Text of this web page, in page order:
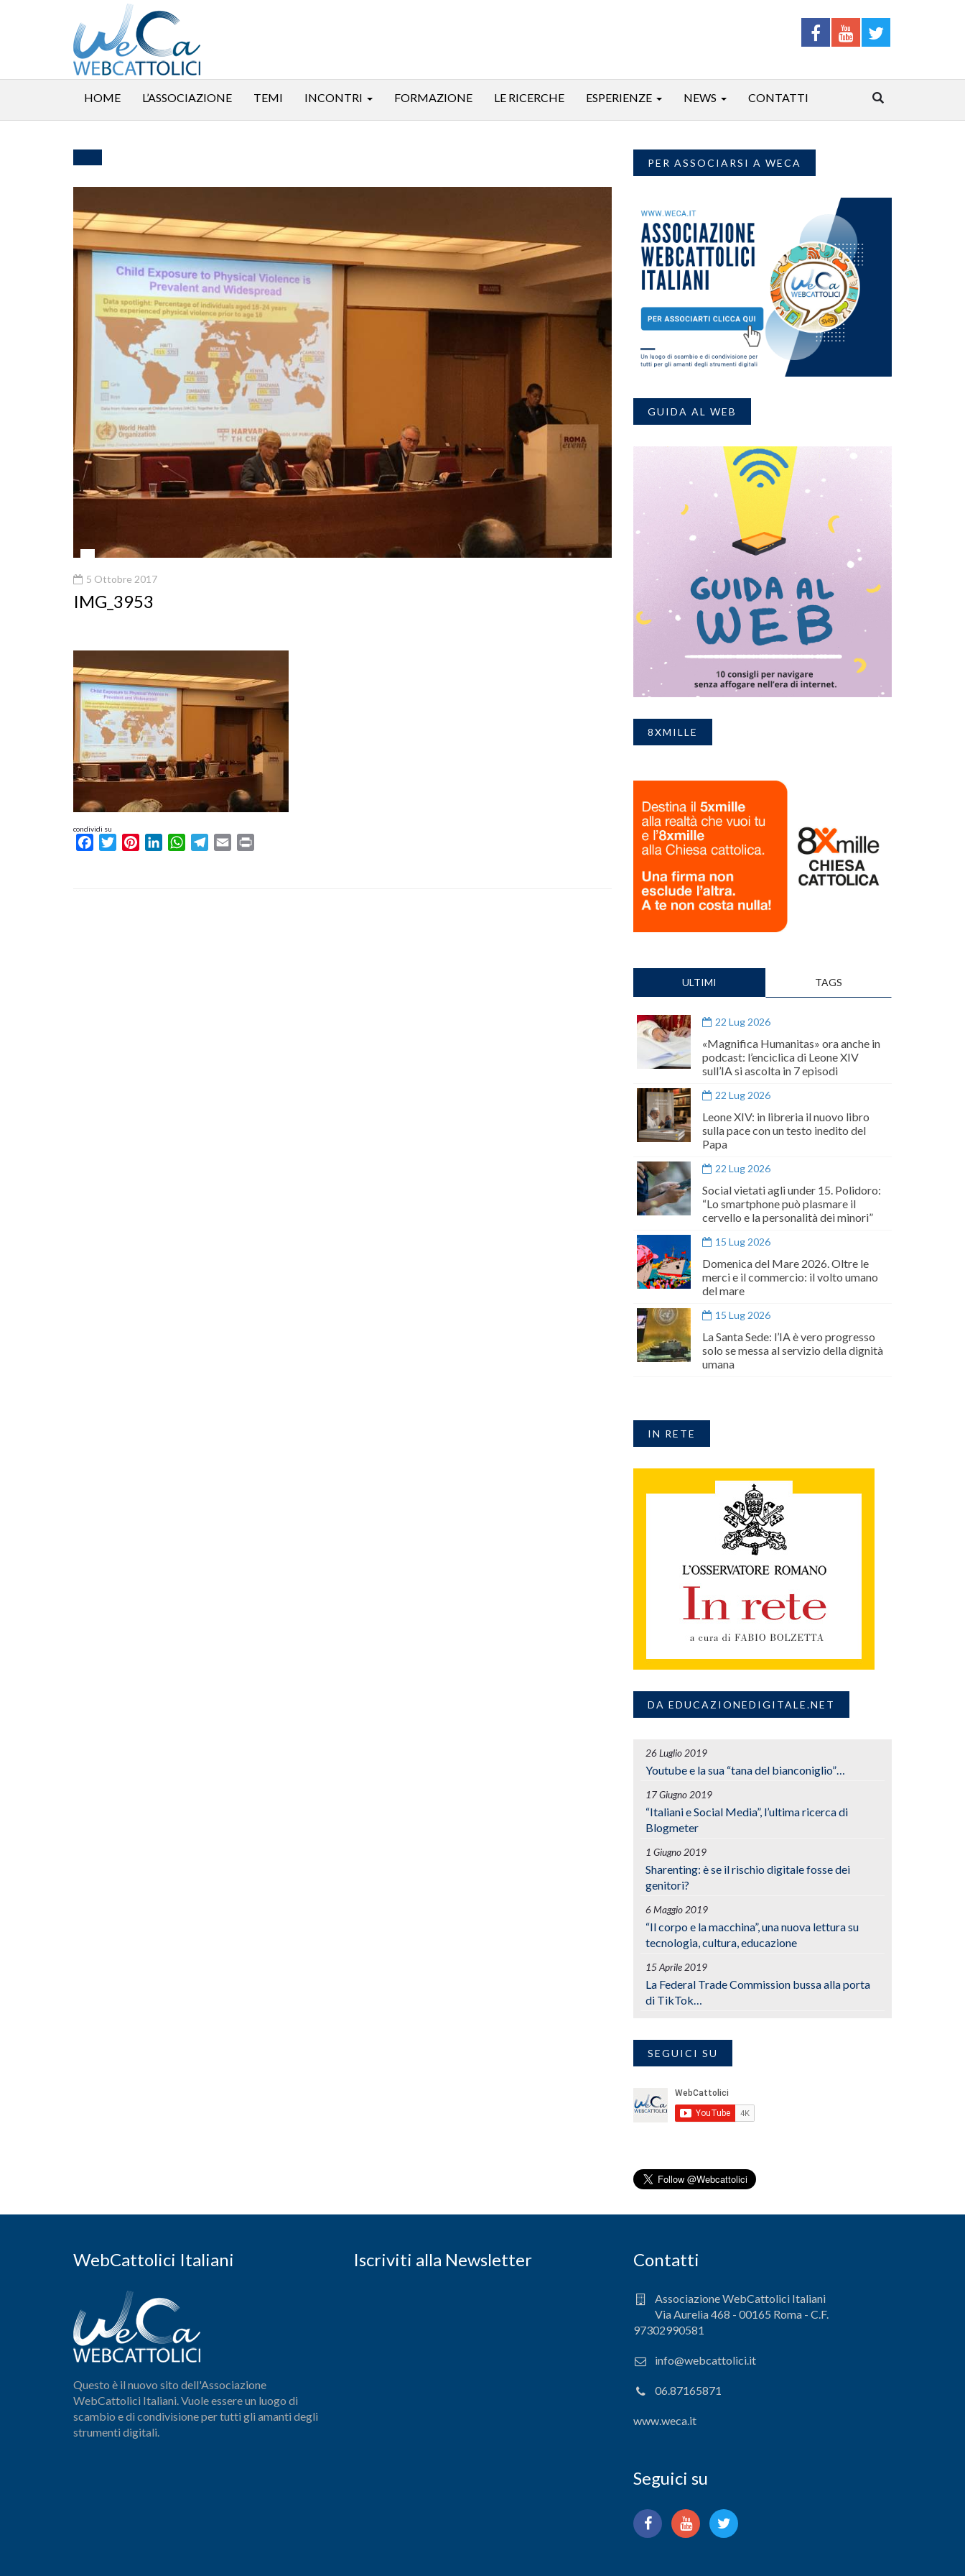
HOME L’ASSOCIAZIONE TEMI INCONTRI FORMAZIONE LE RICERCHE ESPERIENZE NEWS CONTATTI
5 Ottobre 2017
IMG_3953
condividi su
FacebookTwitterPinterestLinkedInWhatsAppTelegram
Email
PER ASSOCIARSI A WECA
GUIDA AL WEB
8XMILLE
ULTIMI TAGS
22 Lug 2026
«Magnifica Humanitas» ora anche in
podcast: l’enciclica di Leone XIV
sull’IA si ascolta in 7 episodi
22 Lug 2026
Leone XIV: in libreria il nuovo libro
sulla pace con un testo inedito del
Papa
22 Lug 2026
Social vietati agli under 15. Polidoro:
“Lo smartphone può plasmare il
cervello e la personalità dei minori”
15 Lug 2026
Domenica del Mare 2026. Oltre le
merci e il commercio: il volto umano
del mare
15 Lug 2026
La Santa Sede: l’IA è vero progresso
solo se messa al servizio della dignità
umana
IN RETE
DA EDUCAZIONEDIGITALE.NET
26 Luglio 2019
Youtube e la sua “tana del bianconiglio”…
17 Giugno 2019
“Italiani e Social Media”, l’ultima ricerca di
Blogmeter
1 Giugno 2019
Sharenting: è se il rischio digitale fosse dei
genitori?
6 Maggio 2019
“Il corpo e la macchina”, una nuova lettura su
tecnologia, cultura, educazione
15 Aprile 2019
La Federal Trade Commission bussa alla porta
di TikTok…
SEGUICI SU
WebCattolici Italiani
Questo è il nuovo sito dell'Associazione
WebCattolici Italiani. Vuole essere un luogo di
scambio e di condivisione per tutti gli amanti degli
strumenti digitali.
Iscriviti alla Newsletter Contatti
Associazione WebCattolici Italiani
Via Aurelia 468 - 00165 Roma - C.F.
97302990581
info@webcattolici.it
06.87165871
www.weca.it
Seguici su